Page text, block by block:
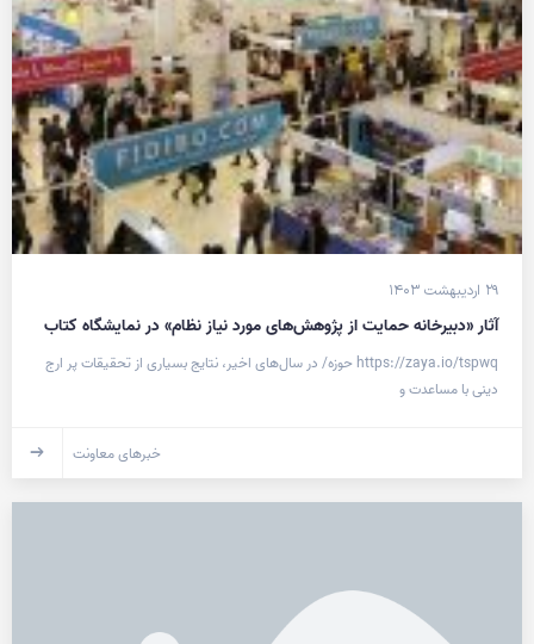
۲۹ اردیبهشت ۱۴۰۳
آثار «دبیرخانه حمایت از پژوهش‌های مورد نیاز نظام» در نمایشگاه کتاب
https://zaya.io/tspwq حوزه/ در سال‌های اخیر، نتایج بسیاری از تحقیقات پر ارج
دینی با مساعدت و
خبرهای معاونت